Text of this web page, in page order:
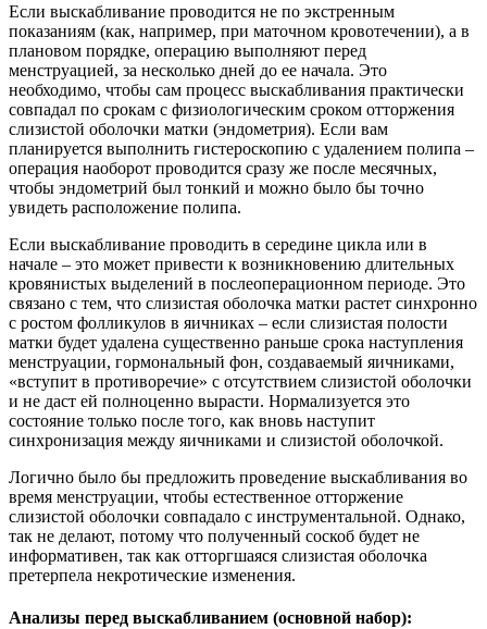
Если выскабливание проводится не по экстренным
показаниям (как, например, при маточном кровотечении), а в
плановом порядке, операцию выполняют перед
менструацией, за несколько дней до ее начала. Это
необходимо, чтобы сам процесс выскабливания практически
совпадал по срокам с физиологическим сроком отторжения
слизистой оболочки матки (эндометрия). Если вам
планируется выполнить гистероскопию с удалением полипа –
операция наоборот проводится сразу же после месячных,
чтобы эндометрий был тонкий и можно было бы точно
увидеть расположение полипа.
Если выскабливание проводить в середине цикла или в
начале – это может привести к возникновению длительных
кровянистых выделений в послеоперационном периоде. Это
связано с тем, что слизистая оболочка матки растет синхронно
с ростом фолликулов в яичниках – если слизистая полости
матки будет удалена существенно раньше срока наступления
менструации, гормональный фон, создаваемый яичниками,
«вступит в противоречие» с отсутствием слизистой оболочки
и не даст ей полноценно вырасти. Нормализуется это
состояние только после того, как вновь наступит
синхронизация между яичниками и слизистой оболочкой.
Логично было бы предложить проведение выскабливания во
время менструации, чтобы естественное отторжение
слизистой оболочки совпадало с инструментальной. Однако,
так не делают, потому что полученный соскоб будет не
информативен, так как отторгшаяся слизистая оболочка
претерпела некротические изменения.
Анализы перед выскабливанием (основной набор):